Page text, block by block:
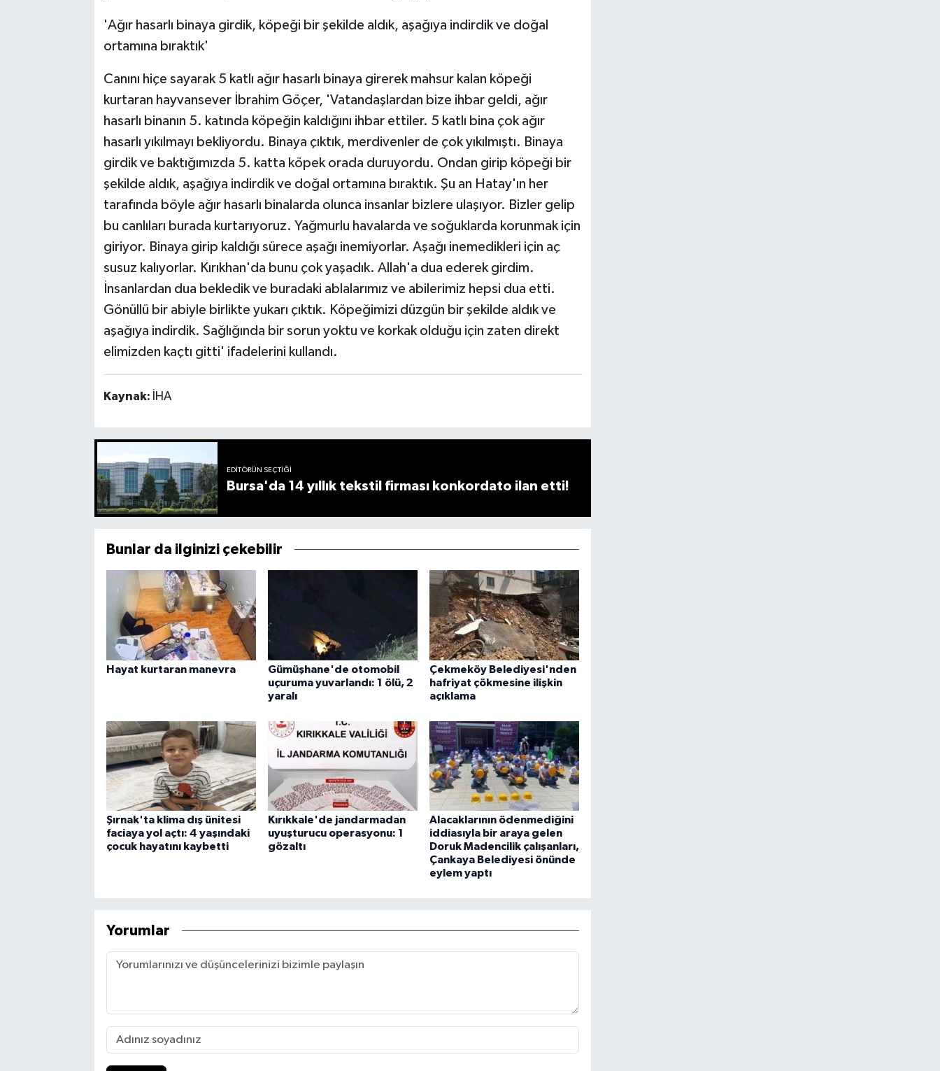
'Ağır hasarlı binaya girdik, köpeği bir şekilde aldık, aşağıya indirdik ve doğal
ortamına bıraktık'
Canını hiçe sayarak 5 katlı ağır hasarlı binaya girerek mahsur kalan köpeği
kurtaran hayvansever İbrahim Göçer, 'Vatandaşlardan bize ihbar geldi, ağır
hasarlı binanın 5. katında köpeğin kaldığını ihbar ettiler. 5 katlı bina çok ağır
hasarlı yıkılmayı bekliyordu. Binaya çıktık, merdivenler de çok yıkılmıştı. Binaya
girdik ve baktığımızda 5. katta köpek orada duruyordu. Ondan girip köpeği bir
şekilde aldık, aşağıya indirdik ve doğal ortamına bıraktık. Şu an Hatay'ın her
tarafında böyle ağır hasarlı binalarda olunca insanlar bizlere ulaşıyor. Bizler gelip
bu canlıları burada kurtarıyoruz. Yağmurlu havalarda ve soğuklarda korunmak için
giriyor. Binaya girip kaldığı sürece aşağı inemiyorlar. Aşağı inemedikleri için aç
susuz kalıyorlar. Kırıkhan'da bunu çok yaşadık. Allah'a dua ederek girdim.
İnsanlardan dua bekledik ve buradaki ablalarımız ve abilerimiz hepsi dua etti.
Gönüllü bir abiyle birlikte yukarı çıktık. Köpeğimizi düzgün bir şekilde aldık ve
aşağıya indirdik. Sağlığında bir sorun yoktu ve korkak olduğu için zaten direkt
elimizden kaçtı gitti' ifadelerini kullandı.
Kaynak: İHA
EDITÖRÜN SEÇTIĞI
Bursa'da 14 yıllık tekstil firması konkordato ilan etti!
Bunlar da ilginizi çekebilir
Hayat kurtaran manevra
Gümüşhane'de otomobil
uçuruma yuvarlandı: 1 ölü, 2
yaralı
Çekmeköy Belediyesi'nden
hafriyat çökmesine ilişkin
açıklama
Şırnak'ta klima dış ünitesi
faciaya yol açtı: 4 yaşındaki
çocuk hayatını kaybetti
Kırıkkale'de jandarmadan
uyuşturucu operasyonu: 1
gözaltı
Alacaklarının ödenmediğini
iddiasıyla bir araya gelen
Doruk Madencilik çalışanları,
Çankaya Belediyesi önünde
eylem yaptı
Yorumlar